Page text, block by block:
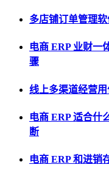
多店铺订单管理
电商 ERP 业财一
骤
线上多渠道经营
电商 ERP 适合什
断
电商 ERP 和进销